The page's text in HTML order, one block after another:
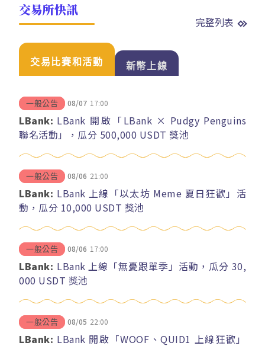
交易所快訊
完整列表
交易比賽和活動 新幣上線
一般公告 08/07 17:00
LBank: LBank 開啟「LBank × Pudgy Penguins
聯名活動」，瓜分 500,000 USDT 獎池
一般公告 08/06 21:00
LBank: LBank 上線「以太坊 Meme 夏日狂歡」活
動，瓜分 10,000 USDT 獎池
一般公告 08/06 17:00
LBank: LBank 上線「無憂跟單季」活動，瓜分 30,
000 USDT 獎池
一般公告 08/05 22:00
LBank: LBank 開啟「WOOF、QUID1 上線狂歡」